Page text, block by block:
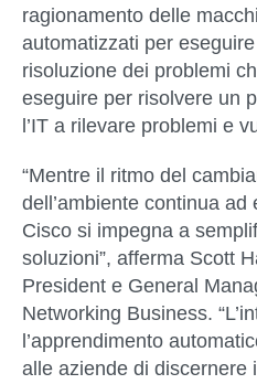
ragionamento delle
automatizzati per
risoluzione dei problemi
eseguire per risolvere un
l’IT a rilevare problemi e
“Mentre il ritmo del
dell’ambiente continua
Cisco si impegna a
soluzioni”, afferma Scott
President e General
Networking Business.
l’apprendimento
alle aziende di discernere